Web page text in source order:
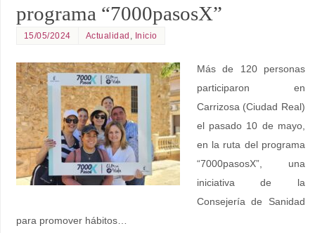
programa “7000pasosX”
15/05/2024 Actualidad , Inicio
Más de 120 personas
participaron en
Carrizosa (Ciudad Real)
el pasado 10 de mayo,
en la ruta del programa
“7000pasosX”, una
iniciativa de la
Consejería de Sanidad
para promover hábitos…